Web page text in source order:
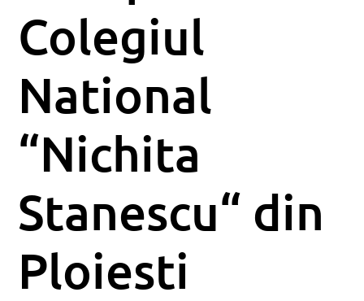
Colegiul
National
“Nichita
Stanescu“ din
Ploiesti